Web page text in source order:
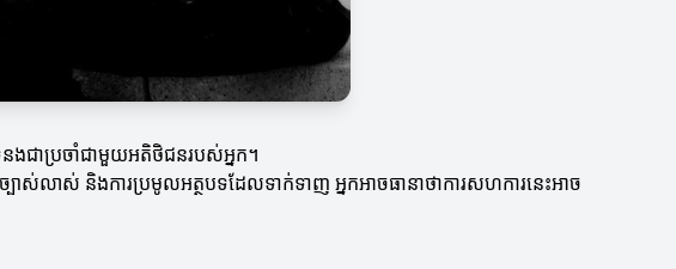
ងជាប្រចាំជាមួយអតិថិជនរបស់អ្នក។
ាស់លាស់ និងការប្រមូលអត្ថបទដែលទាក់ទាញ អ្នកអាចធានាថាការសហការនេះអាច